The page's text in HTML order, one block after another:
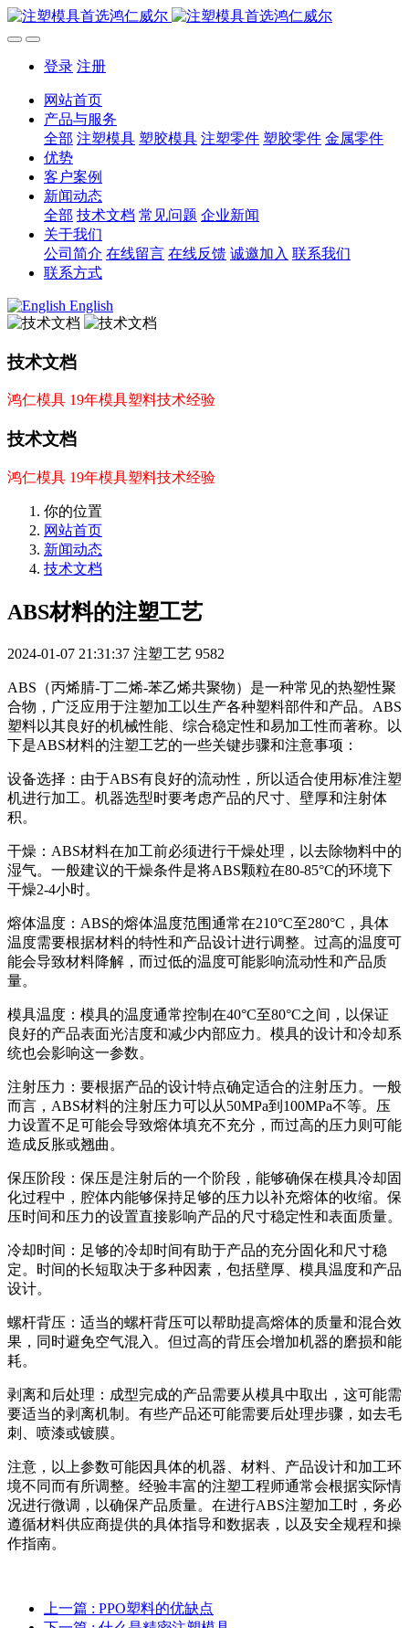
登录 注册
网站首页
产品与服务
全部 注塑模具 塑胶模具 注塑零件 塑胶零件 金属零件
优势
客户案例
新闻动态
全部 技术文档 常见问题 企业新闻
关于我们
公司简介 在线留言 在线反馈 诚邀加入 联系我们
联系方式
English
技术文档
鸿仁模具 19年模具塑料技术经验
技术文档
鸿仁模具 19年模具塑料技术经验
你的位置
网站首页
新闻动态
技术文档
ABS材料的注塑工艺
2024-01-07 21:31:37 注塑工艺 9582
ABS（丙烯腈-丁二烯-苯乙烯共聚物）是一种常见的热塑性聚
合物，广泛应用于注塑加工以生产各种塑料部件和产品。ABS
塑料以其良好的机械性能、综合稳定性和易加工性而著称。以
下是ABS材料的注塑工艺的一些关键步骤和注意事项：
设备选择：由于ABS有良好的流动性，所以适合使用标准注塑
机进行加工。机器选型时要考虑产品的尺寸、壁厚和注射体
积。
干燥：ABS材料在加工前必须进行干燥处理，以去除物料中的
湿气。一般建议的干燥条件是将ABS颗粒在80-85°C的环境下
干燥2-4小时。
熔体温度：ABS的熔体温度范围通常在210°C至280°C，具体
温度需要根据材料的特性和产品设计进行调整。过高的温度可
能会导致材料降解，而过低的温度可能影响流动性和产品质
量。
模具温度：模具的温度通常控制在40°C至80°C之间，以保证
良好的产品表面光洁度和减少内部应力。模具的设计和冷却系
统也会影响这一参数。
注射压力：要根据产品的设计特点确定适合的注射压力。一般
而言，ABS材料的注射压力可以从50MPa到100MPa不等。压
力设置不足可能会导致熔体填充不充分，而过高的压力则可能
造成反胀或翘曲。
保压阶段：保压是注射后的一个阶段，能够确保在模具冷却固
化过程中，腔体内能够保持足够的压力以补充熔体的收缩。保
压时间和压力的设置直接影响产品的尺寸稳定性和表面质量。
冷却时间：足够的冷却时间有助于产品的充分固化和尺寸稳
定。时间的长短取决于多种因素，包括壁厚、模具温度和产品
设计。
螺杆背压：适当的螺杆背压可以帮助提高熔体的质量和混合效
果，同时避免空气混入。但过高的背压会增加机器的磨损和能
耗。
剥离和后处理：成型完成的产品需要从模具中取出，这可能需
要适当的剥离机制。有些产品还可能需要后处理步骤，如去毛
刺、喷漆或镀膜。
注意，以上参数可能因具体的机器、材料、产品设计和加工环
境不同而有所调整。经验丰富的注塑工程师通常会根据实际情
况进行微调，以确保产品质量。在进行ABS注塑加工时，务必
遵循材料供应商提供的具体指导和数据表，以及安全规程和操
作指南。
上一篇 : PPO塑料的优缺点